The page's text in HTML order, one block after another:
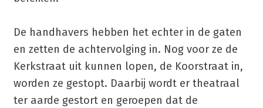
De handhavers hebben het echter in de gaten
en zetten de achtervolging in. Nog voor ze de
Kerkstraat uit kunnen lopen, de Koorstraat in,
worden ze gestopt. Daarbij wordt er theatraal
ter aarde gestort en geroepen dat de